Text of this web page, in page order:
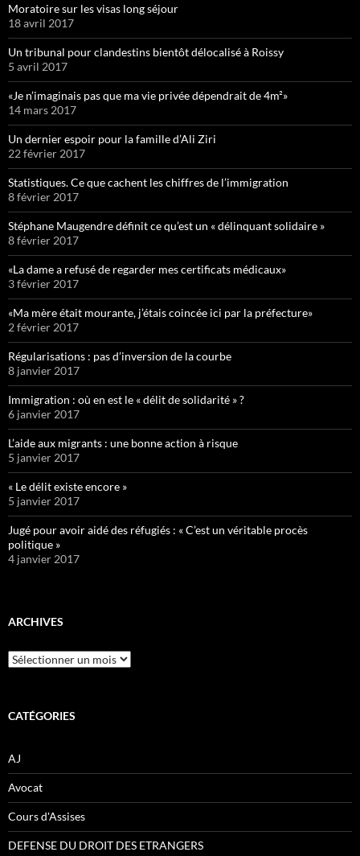
Moratoire sur les visas long séjour
18 avril 2017
Un tribunal pour clandestins bientôt délocalisé à Roissy
5 avril 2017
«Je n’imaginais pas que ma vie privée dépendrait de 4m²»
14 mars 2017
Un dernier espoir pour la famille d’Ali Ziri
22 février 2017
Statistiques. Ce que cachent les chiffres de l’immigration
8 février 2017
Stéphane Maugendre définit ce qu’est un « délinquant solidaire »
8 février 2017
«La dame a refusé de regarder mes certificats médicaux»
3 février 2017
«Ma mère était mourante, j’étais coincée ici par la préfecture»
2 février 2017
Régularisations : pas d’inversion de la courbe
8 janvier 2017
Immigration : où en est le « délit de solidarité » ?
6 janvier 2017
L’aide aux migrants : une bonne action à risque
5 janvier 2017
« Le délit existe encore »
5 janvier 2017
Jugé pour avoir aidé des réfugiés : « C’est un véritable procès
politique »
4 janvier 2017
ARCHIVES
Archives
CATÉGORIES
AJ
Avocat
Cours d'Assises
DEFENSE DU DROIT DES ETRANGERS